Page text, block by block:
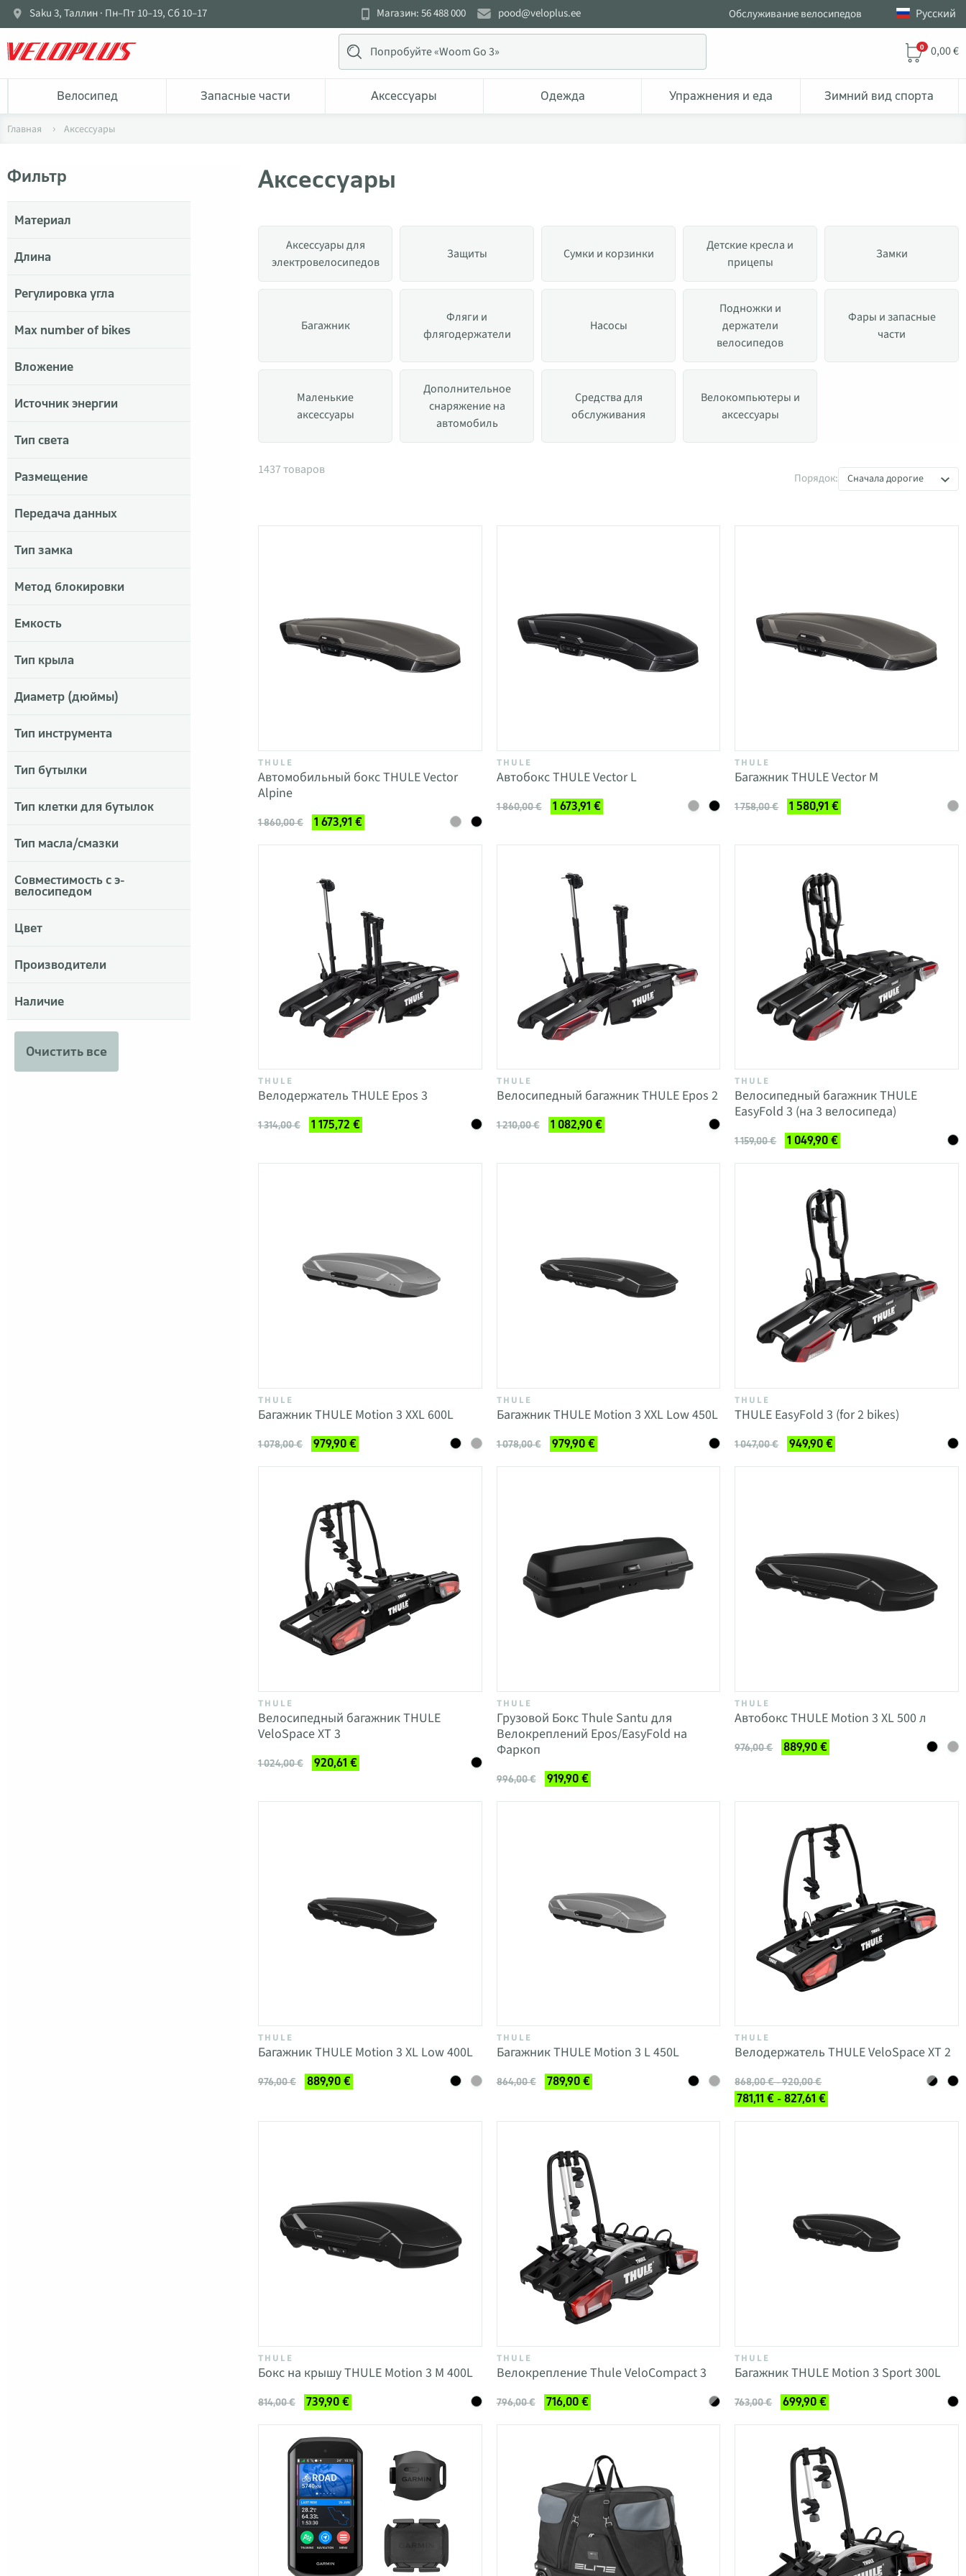
Saku 3, Таллин · Пн–Пт 10–19, Сб 10–17 Магазин: 56 488 000 pood@veloplus.ee Обслуживание велосипедов Pусский
0 0,00 €
Bелосипед Запасные части Аксессуары Одежда Упражнения и еда Зимний вид спорта
Главная Аксессуары
Аксессуары
Фильтр
Материал
Длина
Регулировка угла
Max number of bikes
Вложение
Источник энергии
Тип света
Размещение
Передача данных
Тип замка
Метод блокировки
Емкость
Тип крыла
Диаметр (дюймы)
Тип инструмента
Тип бутылки
Тип клетки для бутылок
Тип масла/смазки
Совместимость с э-
велосипедом
Цвет
Производители
Наличие
Очистить все
Аксессуары для
электровелосипедов
Защиты Сумки и корзинки
Детские кресла и
прицепы
Замки
Багажник
Фляги и
флягодержатели
Насосы
Подножки и
держатели
велосипедов
Фары и запасные
части
Маленькие
аксессуары
Дополнительное
снаряжение на
автомобиль
Средства для
обслуживания
Велокомпьютеры и
аксессуары
Товары в категории Аксессуары
1437 товаров
Порядок: Сначала дорогие
THULE
Автомобильный бокс THULE Vector
Alpine
1 860,00 € 1 673,91 €
THULE
Автобокс THULE Vector L
1 860,00 € 1 673,91 €
THULE
Багажник THULE Vector M
1 758,00 € 1 580,91 €
THULE
Велодержатель THULE Epos 3
1 314,00 € 1 175,72 €
THULE
Велосипедный багажник THULE Epos 2
1 210,00 € 1 082,90 €
THULE
Велосипедный багажник THULE
EasyFold 3 (на 3 велосипеда)
1 159,00 € 1 049,90 €
THULE
Багажник THULE Motion 3 XXL 600L
1 078,00 € 979,90 €
THULE
Багажник THULE Motion 3 XXL Low 450L
1 078,00 € 979,90 €
THULE
THULE EasyFold 3 (for 2 bikes)
1 047,00 € 949,90 €
THULE
Велосипедный багажник THULE
VeloSpace XT 3
1 024,00 € 920,61 €
THULE
Грузовой Бокс Thule Santu для
Велокреплений Epos/EasyFold на
Фаркоп
996,00 € 919,90 €
THULE
Автобокс THULE Motion 3 XL 500 л
976,00 € 889,90 €
THULE
Багажник THULE Motion 3 XL Low 400L
976,00 € 889,90 €
THULE
Багажник THULE Motion 3 L 450L
864,00 € 789,90 €
THULE
Велодержатель THULE VeloSpace XT 2
868,00 € - 920,00 €
781,11 € - 827,61 €
THULE
Бокс на крышу THULE Motion 3 M 400L
814,00 € 739,90 €
THULE
Велокрепление Thule VeloCompact 3
796,00 € 716,00 €
THULE
Багажник THULE Motion 3 Sport 300L
763,00 € 699,90 €